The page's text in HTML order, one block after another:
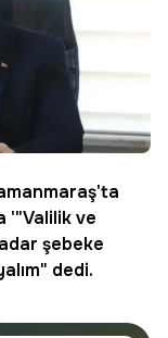
'"Valilik ve
şebeke
dedi.